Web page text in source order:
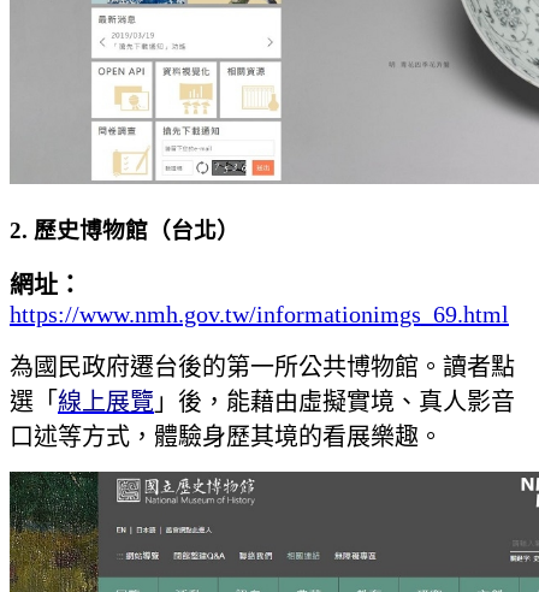
2. 歷史博物館（台北）
網址：
https://www.nmh.gov.tw/informationimgs_69.html
為國民政府遷台後的第一所公共博物館。讀者點
選「 線上展覽 」後，能藉由虛擬實境、真人影音
口述等方式，體驗身歷其境的看展樂趣。